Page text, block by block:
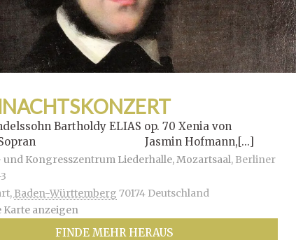
Bartholdy ELIAS op. 70 Xenia von
Sopran Jasmin Hofmann,[...]
Kongresszentrum Liederhalle, Mozartsaal, Berliner
, Baden-Württemberg 70174 Deutschland
Karte anzeigen
FINDE MEHR HERAUS